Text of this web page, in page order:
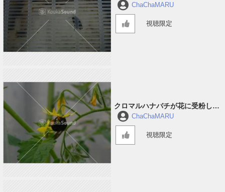
#1
ChaChaMARU
視聴限定
クロマルハナバチが花に受粉して
回っている音 #3
ChaChaMARU
視聴限定